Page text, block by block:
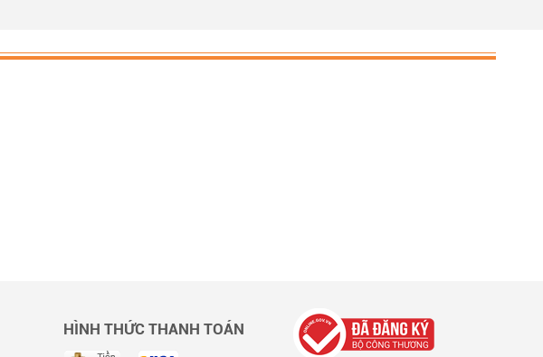
HÌNH THỨC THANH TOÁN